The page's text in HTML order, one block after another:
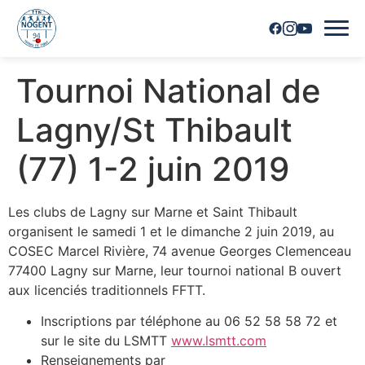
Accueil
Horaires
Inscriptions
Nous contacter
Les joueurs
Les équipes
Vie du club
Tournoi National de
Lagny/St Thibault
(77) 1-2 juin 2019
Les clubs de Lagny sur Marne et Saint Thibault
organisent le samedi 1 et le dimanche 2 juin 2019, au
COSEC Marcel Rivière, 74 avenue Georges Clemenceau
77400 Lagny sur Marne, leur tournoi national B ouvert
aux licenciés traditionnels FFTT.
Inscriptions par téléphone au 06 52 58 58 72 et
sur le site du LSMTT www.lsmtt.com
Renseignements par